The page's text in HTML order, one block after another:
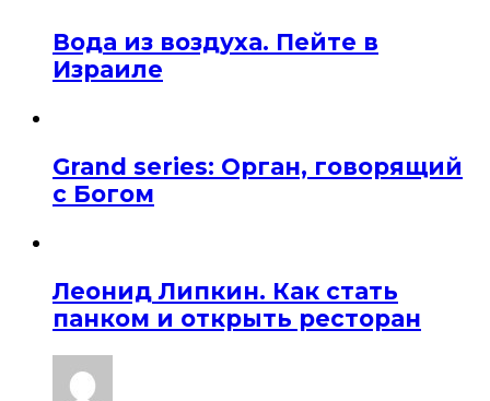
Вода из воздуха. Пейте в
Израиле
Grand series: Орган, говорящий
с Богом
Леонид Липкин. Как стать
панком и открыть ресторан